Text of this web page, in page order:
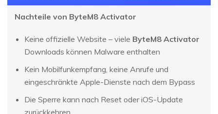
Nachteile von ByteM8 Activator
Keine offizielle Website – viele ByteM8 Activator
Downloads können Malware enthalten
Kein Mobilfunkempfang, keine Anrufe und
eingeschränkte Apple-Dienste nach dem Bypass
Die Sperre kann nach Reset oder iOS-Update